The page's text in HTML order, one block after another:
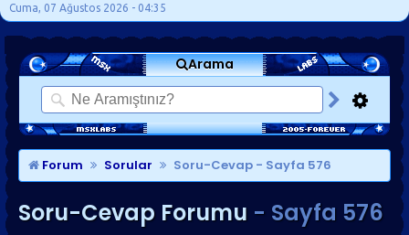
ANA SAYFA
FORUMLAR
SORU-CEVAP
GÜNLÜKLER
SON MESAJLAR
KISAYOLLAR
Cuma, 07 Ağustos 2026 - 04:35
Arama
Forum Sorular Soru-Cevap - Sayfa 576
Soru-Cevap Forumu - Sayfa 576